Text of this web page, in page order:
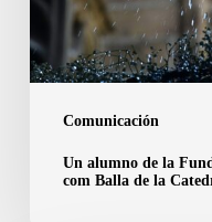
Comunicación
inaugurará
l’Ou
com
Balla
Un alumno de la
com Balla de la